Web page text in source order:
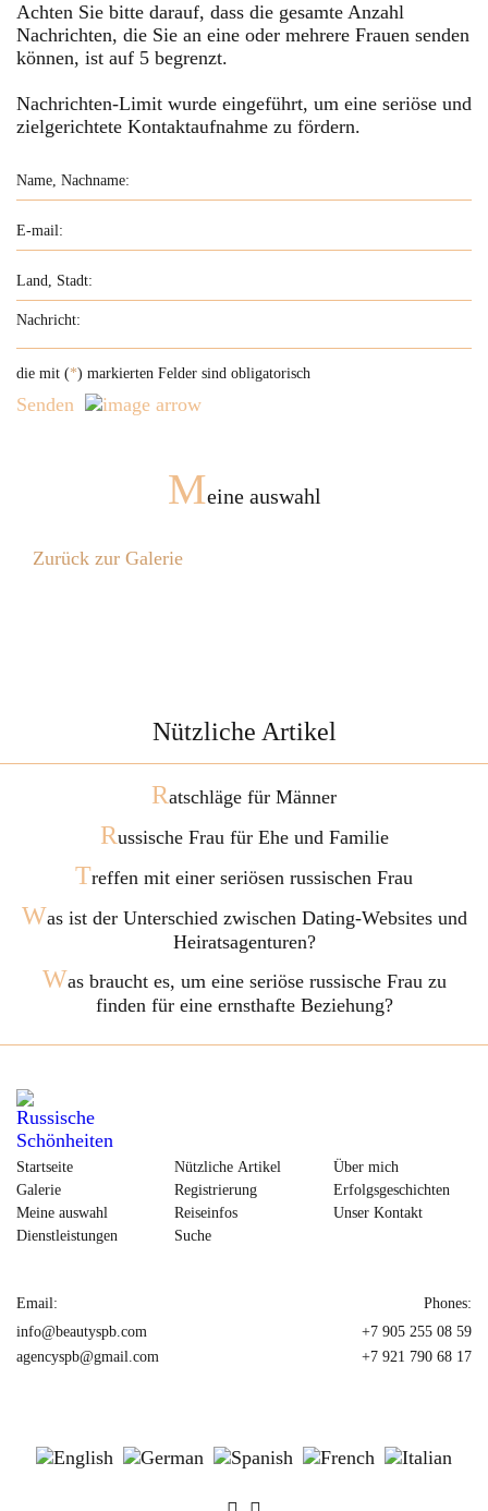
Achten Sie bitte darauf, dass die gesamte Anzahl
Nachrichten, die Sie an eine oder mehrere Frauen senden
können, ist auf 5 begrenzt.
Nachrichten-Limit wurde eingeführt, um eine seriöse und
zielgerichtete Kontaktaufnahme zu fördern.
die mit (*) markierten Felder sind obligatorisch
Senden
Meine auswahl
Zurück zur Galerie
Nützliche Artikel
Ratschläge für Männer
Russische Frau für Ehe und Familie
Treffen mit einer seriösen russischen Frau
Was ist der Unterschied zwischen Dating-Websites und
Heiratsagenturen?
Was braucht es, um eine seriöse russische Frau zu
finden für eine ernsthafte Beziehung?
Startseite
Galerie
Meine auswahl
Dienstleistungen
Nützliche Artikel
Registrierung
Reiseinfos
Suche
Über mich
Erfolgsgeschichten
Unser Kontakt
Email:
info@beautyspb.com
agencyspb@gmail.com
Phones:
+7 905 255 08 59
+7 921 790 68 17